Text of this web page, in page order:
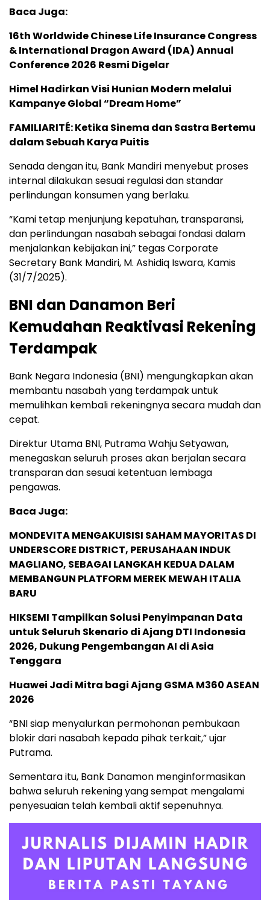
Baca Juga:
16th Worldwide Chinese Life Insurance Congress
& International Dragon Award (IDA) Annual
Conference 2026 Resmi Digelar
Himel Hadirkan Visi Hunian Modern melalui
Kampanye Global “Dream Home”
FAMILIARITÉ: Ketika Sinema dan Sastra Bertemu
dalam Sebuah Karya Puitis
Senada dengan itu, Bank Mandiri menyebut proses
internal dilakukan sesuai regulasi dan standar
perlindungan konsumen yang berlaku.
“Kami tetap menjunjung kepatuhan, transparansi,
dan perlindungan nasabah sebagai fondasi dalam
menjalankan kebijakan ini,” tegas Corporate
Secretary Bank Mandiri, M. Ashidiq Iswara, Kamis
(31/7/2025).
BNI dan Danamon Beri
Kemudahan Reaktivasi Rekening
Terdampak
Bank Negara Indonesia (BNI) mengungkapkan akan
membantu nasabah yang terdampak untuk
memulihkan kembali rekeningnya secara mudah dan
cepat.
Direktur Utama BNI, Putrama Wahju Setyawan,
menegaskan seluruh proses akan berjalan secara
transparan dan sesuai ketentuan lembaga
pengawas.
Baca Juga:
MONDEVITA MENGAKUISISI SAHAM MAYORITAS DI
UNDERSCORE DISTRICT, PERUSAHAAN INDUK
MAGLIANO, SEBAGAI LANGKAH KEDUA DALAM
MEMBANGUN PLATFORM MEREK MEWAH ITALIA
BARU
HIKSEMI Tampilkan Solusi Penyimpanan Data
untuk Seluruh Skenario di Ajang DTI Indonesia
2026, Dukung Pengembangan AI di Asia
Tenggara
Huawei Jadi Mitra bagi Ajang GSMA M360 ASEAN
2026
“BNI siap menyalurkan permohonan pembukaan
blokir dari nasabah kepada pihak terkait,” ujar
Putrama.
Sementara itu, Bank Danamon menginformasikan
bahwa seluruh rekening yang sempat mengalami
penyesuaian telah kembali aktif sepenuhnya.